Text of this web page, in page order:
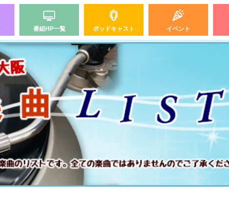
番組HP一覧 ポッドキャスト イベント